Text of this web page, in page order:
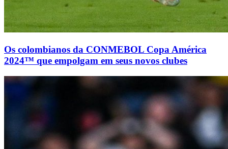
Os colombianos da CONMEBOL Copa América
2024™ que empolgam em seus novos clubes